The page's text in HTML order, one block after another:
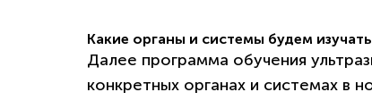
Какие органы и системы будем
Далее программа обучения
конкретных органах и системах в